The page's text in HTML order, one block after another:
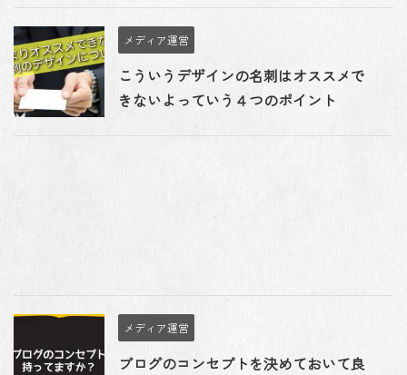
メディア運営
こういうデザインの名刺はオススメで
きないよっていう４つのポイント
メディア運営
ブログのコンセプトを決めておいて良